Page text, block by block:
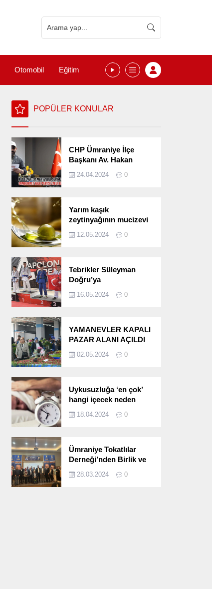
Otomobil Eğitim
POPÜLER KONULAR
CHP Ümraniye İlçe
Başkanı Av. Hakan
Seçimlerini
24.04.2024 0
Yarım kaşık
zeytinyağının mucizevi
12.05.2024 0
Tebrikler Süleyman
Doğru’ya
16.05.2024 0
YAMANEVLER KAPALI
PAZAR ALANI AÇILDI
02.05.2024 0
Uykusuzluğa ‘en çok’
hangi içecek neden
18.04.2024 0
Ümraniye Tokatlılar
Derneği’nden Birlik ve
Programı
28.03.2024 0